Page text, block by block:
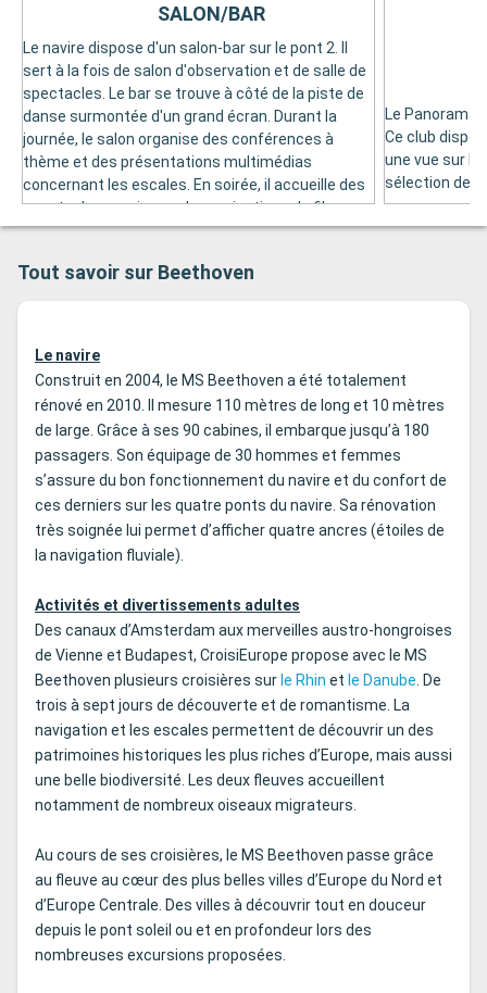
Le navire dispose d'un salon-bar sur le pont 2. Il
sert à la fois de salon d'observation et de salle de
spectacles. Le bar se trouve à côté de la piste de
danse surmontée d'un grand écran. Durant la
journée, le salon organise des conférences à
thème et des présentations multimédias
concernant les escales. En soirée, il accueille des
spectacles musicaux, des projections de films,
des soirées dansantes ou des dégustations de
SALON/BAR
Le
Ce club
une vue sur la
sélection de
Tout savoir sur Beethoven
Le navire
Construit en 2004, le MS Beethoven a été totalement
rénové en 2010. Il mesure 110 mètres de long et 10 mètres
de large. Grâce à ses 90 cabines, il embarque jusqu’à 180
passagers. Son équipage de 30 hommes et femmes
s’assure du bon fonctionnement du navire et du confort de
ces derniers sur les quatre ponts du navire. Sa rénovation
très soignée lui permet d’afficher quatre ancres (étoiles de
la navigation fluviale).
Activités et divertissements adultes
Des canaux d’Amsterdam aux merveilles austro-hongroises
de Vienne et Budapest, CroisiEurope propose avec le MS
Beethoven plusieurs croisières surle Rhin et le Danube . De
trois à sept jours de découverte et de romantisme. La
navigation et les escales permettent de découvrir un des
patrimoines historiques les plus riches d’Europe, mais aussi
une belle biodiversité. Les deux fleuves accueillent
notamment de nombreux oiseaux migrateurs.
Au cours de ses croisières, le MS Beethoven passe grâce
au fleuve au cœur des plus belles villes d’Europe du Nord et
d’Europe Centrale. Des villes à découvrir tout en douceur
depuis le pont soleil ou et en profondeur lors des
nombreuses excursions proposées.